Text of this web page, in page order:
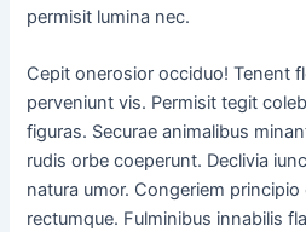
permisit lumina nec.
Cepit onerosior occiduo! Tenent
perveniunt vis. Permisit tegit
figuras. Securae animalibus
rudis orbe coeperunt. Declivia
natura umor. Congeriem
rectumque. Fulminibus innabilis